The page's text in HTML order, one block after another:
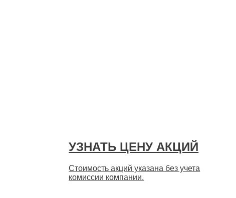
УЗНАТЬ ЦЕНУ АКЦИЙ
Стоимость акций указана без учета
комиссии компании.